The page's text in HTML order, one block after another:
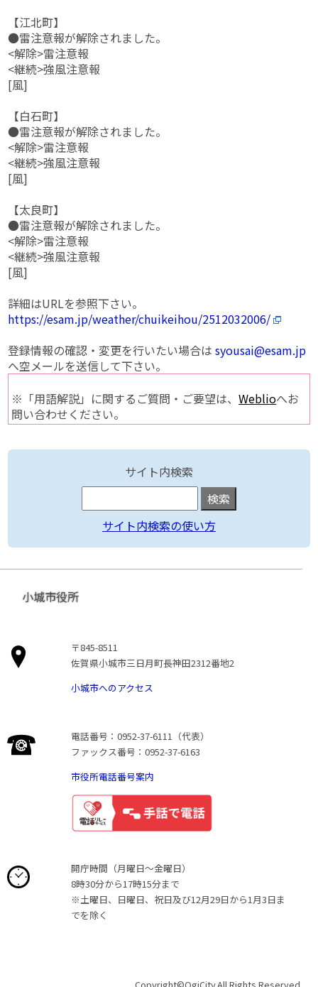
【江北町】
●雷注意報が解除されました。
<解除>雷注意報
<継続>強風注意報
[風]
【白石町】
●雷注意報が解除されました。
<解除>雷注意報
<継続>強風注意報
[風]
【太良町】
●雷注意報が解除されました。
<解除>雷注意報
<継続>強風注意報
[風]
詳細はURLを参照下さい。
https://esam.jp/weather/chuikeihou/2512032006/
登録情報の確認・変更を行いたい場合はsyousai@esam.jp
へ空メールを送信して下さい。
※「用語解説」に関するご質問・ご要望は、Weblioへお
問い合わせください。
サイト内検索
サイト内検索の使い方
小城市役所
〒845-8511
佐賀県小城市三日月町長神田2312番地2
小城市へのアクセス
電話番号：0952-37-6111（代表）
ファックス番号：0952-37-6163
市役所電話番号案内
開庁時間（月曜日〜金曜日）
8時30分から17時15分まで
※土曜日、日曜日、祝日及び12月29日から1月3日ま
でを除く